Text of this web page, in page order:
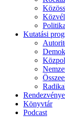
Kutatási
Könyvtár
Podcast